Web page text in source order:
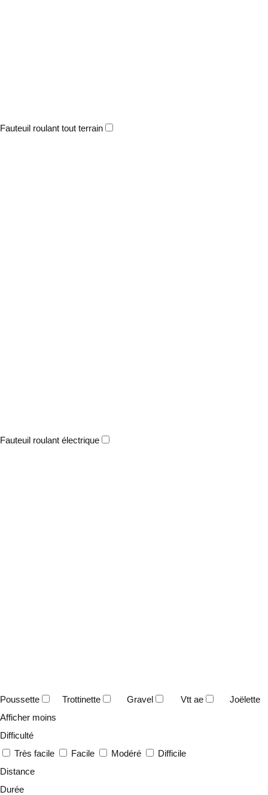
Fauteuil roulant tout terrain
Fauteuil roulant électrique
Poussette Trottinette Gravel Vtt ae
Joëlette
Afficher moins
Difficulté
Très facile
Facile Modéré
Difficile
Distance
Durée